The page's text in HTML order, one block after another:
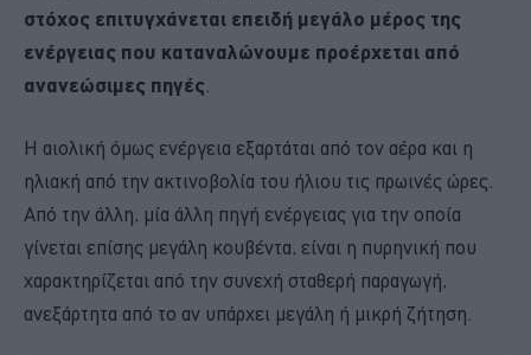
στόχος επιτυγχάνεται επειδή μεγάλο μέρος της
ενέργειας που καταναλώνουμε προέρχεται από
ανανεώσιμες πηγές
Η αιολική όμως ενέργεια εξαρτάται από τον αέρα και η
ηλιακή από την ακτινοβολία του ήλιου τις πρωινές ώρες.
Από την άλλη, μία άλλη πηγή ενέργειας για την οποία
γίνεται επίσης μεγάλη κουβέντα, είναι η πυρηνική που
χαρακτηρίζεται από την συνεχή σταθερή παραγωγή,
ανεξάρτητα από το αν υπάρχει μεγάλη ή μικρή ζήτηση.